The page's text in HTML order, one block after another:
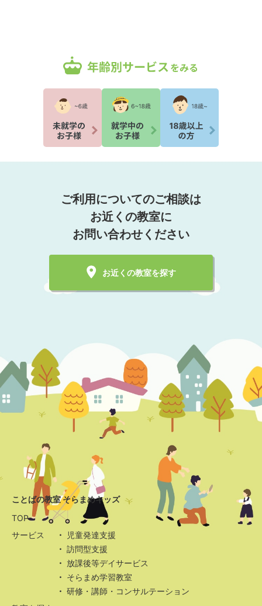
ご利用についてのご相談は
お近くの教室に
お問い合わせください
お近くの教室を探す
ことばの教室 そらまめキッズ
TOP
サービス
児童発達支援
訪問型支援
放課後等デイサービス
そらまめ学習教室
研修・講師・コンサルテーション